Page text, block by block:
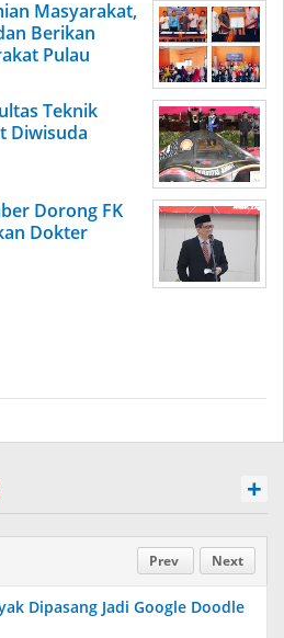
Masyarakat,
Berikan
Pulau
Teknik
Diwisuda
Dorong FK
Dokter
+
Prev Next
Dipasang Jadi Google Doodle